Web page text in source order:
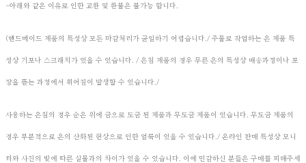
-아래와 같은 이유로 인한 교환 및 환불은 불가능 합니다.
(핸드메이드 제품의 특성상 모든 마감처리가 균일하기 어렵습니다./ 주물로 작업하는 은 제품 특
성상 기포나 스크래치가 있을 수 있습니다. / 은침 제품의 경우 무른 은의 특성상 배송과정이나 포
장을 뜯는 과정에서 휘어짐이 발생할 수 있습니다./
사용하는 은침의 경우 순은 위에 금으로 도금 된 제품과 무도금 제품이 있습니다. 무도금 제품의
경우 부분적으로 은의 산화된 현상으로 인한 얼룩이 있을 수 있습니다./ 온라인 판매 특성상 모니
터와 사진의 빛에 따른 실물과의 차이가 있을 수 있습니다. 이에 민감하신 분들은 구매를 피해주세